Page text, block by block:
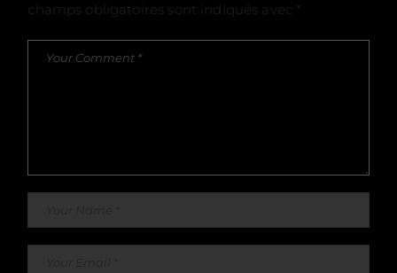
champs obligatoires sont indiqués avec *